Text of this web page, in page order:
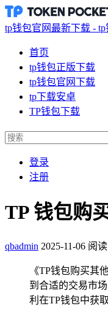
tp钱包官网最新下载 -
首页
tp钱包正版下载
tp钱包官网下载
tp下载安卓
TP钱包下载
登录
注册
TP 钱包购
qbadmin 2025-11-06 阅
《TP钱包购买其
到合适的交易市
利在TP钱包中获